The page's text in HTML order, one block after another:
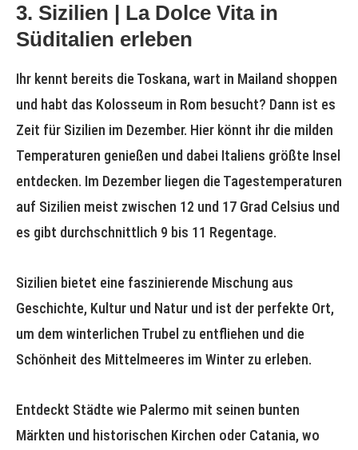
3. Sizilien | La Dolce Vita in
Süditalien erleben
Ihr kennt bereits die Toskana, wart in Mailand shoppen
und habt das Kolosseum in Rom besucht? Dann ist es
Zeit für Sizilien im Dezember. Hier könnt ihr die milden
Temperaturen genießen und dabei Italiens größte Insel
entdecken. Im Dezember liegen die Tagestemperaturen
auf Sizilien meist zwischen 12 und 17 Grad Celsius und
es gibt durchschnittlich 9 bis 11 Regentage.
Sizilien bietet eine faszinierende Mischung aus
Geschichte, Kultur und Natur und ist der perfekte Ort,
um dem winterlichen Trubel zu entfliehen und die
Schönheit des Mittelmeeres im Winter zu erleben.
Entdeckt Städte wie Palermo mit seinen bunten
Märkten und historischen Kirchen oder Catania, wo